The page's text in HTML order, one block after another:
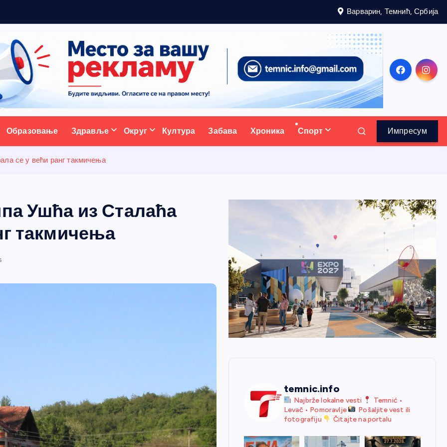
Варварин, Темнић, Србија
портал
Образовање Здравље Округ Култура Забава Хроника Спорт Импресум
се у већи ранг такмичења
Ушћа из Сталаћа
такмичења
temnic.info
Najbrže lokalne vesti
Temnić •
Levač • Pomoravlje
Pošaljite vest ili
fotografiju
Čitajte na portalu